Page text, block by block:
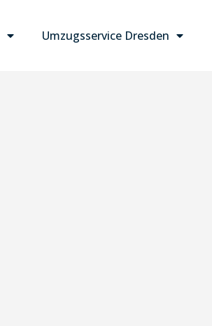
Umzugsservice Dresden